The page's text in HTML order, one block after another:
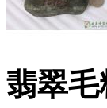
翡翠